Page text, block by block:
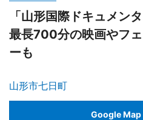
「山形国際ドキュメン
最長700分の映画やフ
ーも
山形市七日町
Google Map